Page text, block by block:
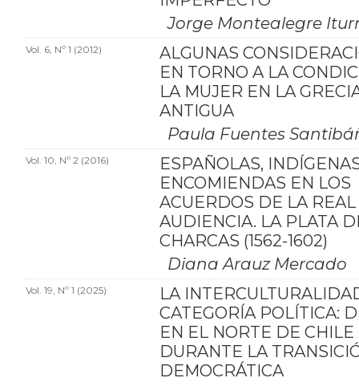
Jorge Montealegre
Vol. 6, Nº 1 (2012)
ALGUNAS
EN TORNO A LA
LA MUJER EN LA
ANTIGUA
Paula Fuentes
Vol. 10, Nº 2 (2016)
ESPAÑOLAS,
ENCOMIENDAS EN LOS
ACUERDOS DE LA REAL
AUDIENCIA. LA PLATA
CHARCAS (1562-1602)
Diana Arauz Mercado
Vol. 19, Nº 1 (2025)
LA
CATEGORÍA POLÍTICA:
EN EL NORTE DE CHILE
DURANTE LA
DEMOCRÁTICA